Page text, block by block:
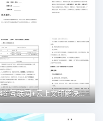
46 互联网+云上文印解决方案创业计划书（word＋ppt配套）创业计划书word模板